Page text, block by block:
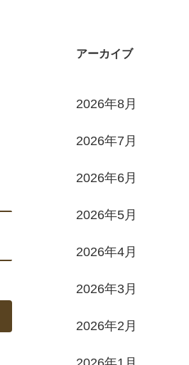
アーカイブ
2026年8月
2026年7月
2026年6月
2026年5月
2026年4月
2026年3月
2026年2月